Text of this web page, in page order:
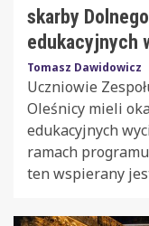
skarby
edukacyjnych
Tomasz Dawidowicz
Uczniowie
Oleśnicy mieli
edukacyjnych
ramach
ten wspierany